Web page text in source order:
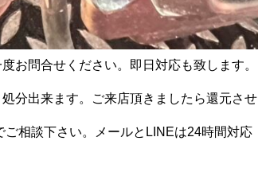
お問合せください。即日対応も致します。
分出来ます。ご来店頂きましたら還元させ
相談下さい。メールとLINEは24時間対応